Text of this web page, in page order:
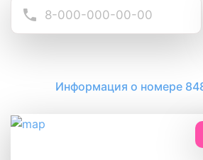
Информация о номере